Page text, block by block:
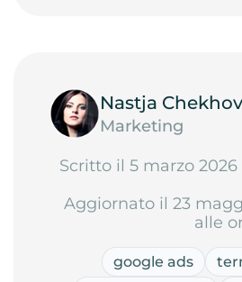
Nastja
Marketing
Scritto il 5 marzo 2026
Aggiornato il 23
alle
google ads